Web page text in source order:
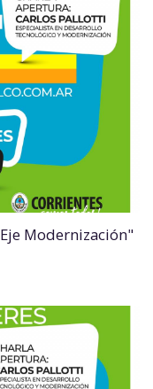
Modernización"